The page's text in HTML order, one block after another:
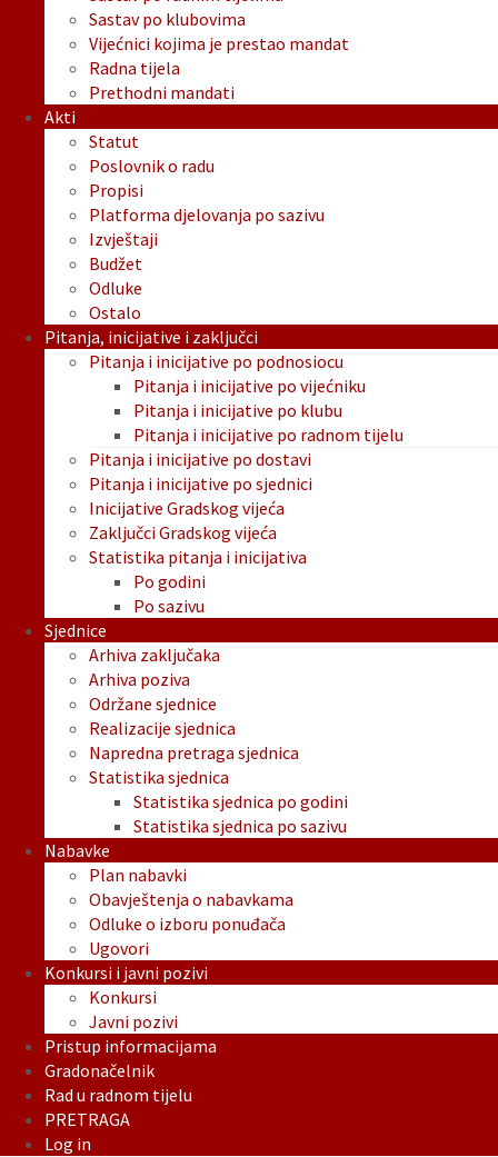
Sastav po klubovima
Vijećnici kojima je prestao mandat
Radna tijela
Prethodni mandati
Akti
Statut
Poslovnik o radu
Propisi
Platforma djelovanja po sazivu
Izvještaji
Budžet
Odluke
Ostalo
Pitanja, inicijative i zaključci
Pitanja i inicijative po podnosiocu
Pitanja i inicijative po vijećniku
Pitanja i inicijative po klubu
Pitanja i inicijative po radnom tijelu
Pitanja i inicijative po dostavi
Pitanja i inicijative po sjednici
Inicijative Gradskog vijeća
Zaključci Gradskog vijeća
Statistika pitanja i inicijativa
Po godini
Po sazivu
Sjednice
Arhiva zaključaka
Arhiva poziva
Održane sjednice
Realizacije sjednica
Napredna pretraga sjednica
Statistika sjednica
Statistika sjednica po godini
Statistika sjednica po sazivu
Nabavke
Plan nabavki
Obavještenja o nabavkama
Odluke o izboru ponuđača
Ugovori
Konkursi i javni pozivi
Konkursi
Javni pozivi
Pristup informacijama
Gradonačelnik
Rad u radnom tijelu
PRETRAGA
Log in